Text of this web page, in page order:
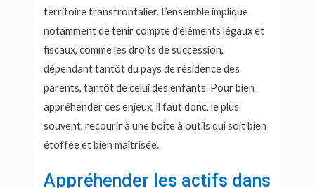
territoire transfrontalier. L’ensemble implique
notamment de tenir compte d’éléments légaux et
fiscaux, comme les droits de succession,
dépendant tantôt du pays de résidence des
parents, tantôt de celui des enfants. Pour bien
appréhender ces enjeux, il faut donc, le plus
souvent, recourir à une boîte à outils qui soit bien
étoffée et bien maîtrisée.
Appréhender les actifs dans